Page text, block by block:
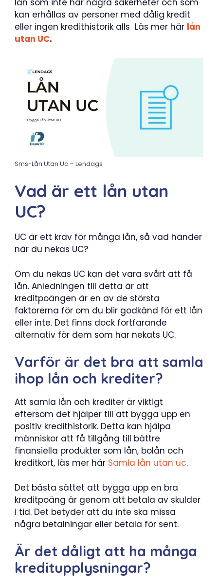
lån som inte har några säkerheter och som
kan erhållas av personer med dålig kredit
eller ingen kredithistorik alls Läs mer här lån
utan UC.
Sms-Lån Utan Uc – Lendags
Vad är ett lån utan
UC?
UC är ett krav för många lån, så vad händer
när du nekas UC?
Om du nekas UC kan det vara svårt att få
lån. Anledningen till detta är att
kreditpoängen är en av de största
faktorerna för om du blir godkänd för ett lån
eller inte. Det finns dock fortfarande
alternativ för dem som har nekats UC.
Varför är det bra att samla
ihop lån och krediter?
Att samla lån och krediter är viktigt
eftersom det hjälper till att bygga upp en
positiv kredithistorik. Detta kan hjälpa
människor att få tillgång till bättre
finansiella produkter som lån, bolån och
kreditkort, läs mer här Samla lån utan uc.
Det bästa sättet att bygga upp en bra
kreditpoäng är genom att betala av skulder
i tid. Det betyder att du inte ska missa
några betalningar eller betala för sent.
Är det dåligt att ha många
kreditupplysningar?